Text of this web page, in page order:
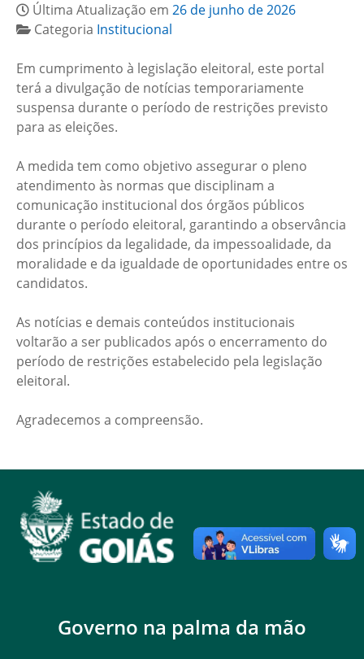
Última Atualização em 26 de junho de 2026
Categoria Institucional
Em cumprimento à legislação eleitoral, este portal
terá a divulgação de notícias temporariamente
suspensa durante o período de restrições previsto
para as eleições.
A medida tem como objetivo assegurar o pleno
atendimento às normas que disciplinam a
comunicação institucional dos órgãos públicos
durante o período eleitoral, garantindo a observância
dos princípios da legalidade, da impessoalidade, da
moralidade e da igualdade de oportunidades entre os
candidatos.
As notícias e demais conteúdos institucionais
voltarão a ser publicados após o encerramento do
período de restrições estabelecido pela legislação
eleitoral.
Agradecemos a compreensão.
Governo na palma da mão